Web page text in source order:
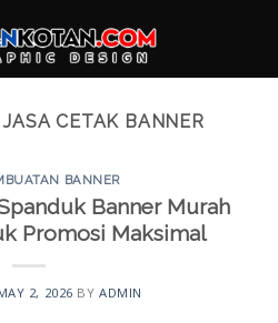
JASA CETAK BANNER
BANNER
Banner Murah
Promosi Maksimal
2, 2026 BYADMIN